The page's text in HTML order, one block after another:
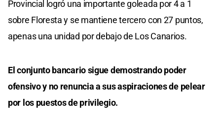
Provincial logró una importante goleada por 4 a 1
sobre Floresta y se mantiene tercero con 27 puntos,
apenas una unidad por debajo de Los Canarios.
El conjunto bancario sigue demostrando poder
ofensivo y no renuncia a sus aspiraciones de pelear
por los puestos de privilegio.